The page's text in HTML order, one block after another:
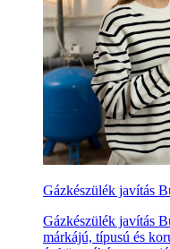
Gázkészülék javítás
Gázkészülék javítás
márkájú, típusú és